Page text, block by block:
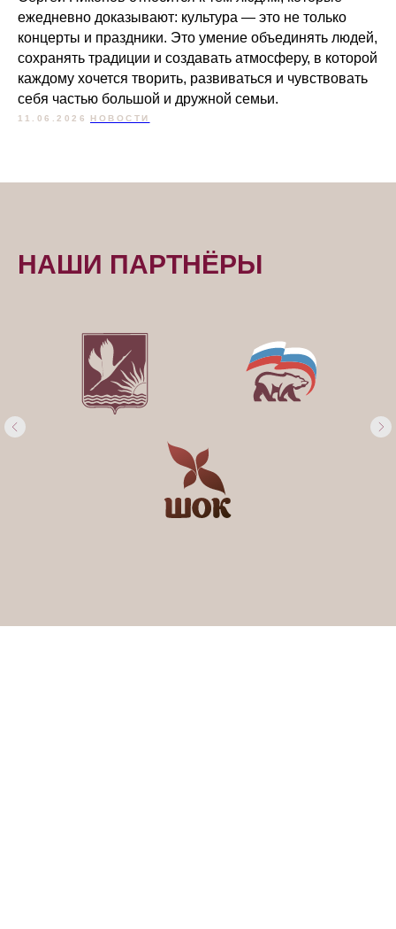
ежедневно доказывают: культура — это не только
концерты и праздники. Это умение объединять людей,
сохранять традиции и создавать атмосферу, в которой
каждому хочется творить, развиваться и чувствовать
себя частью большой и дружной семьи.
11.06.2026 НОВОСТИ
НАШИ ПАРТНЁРЫ